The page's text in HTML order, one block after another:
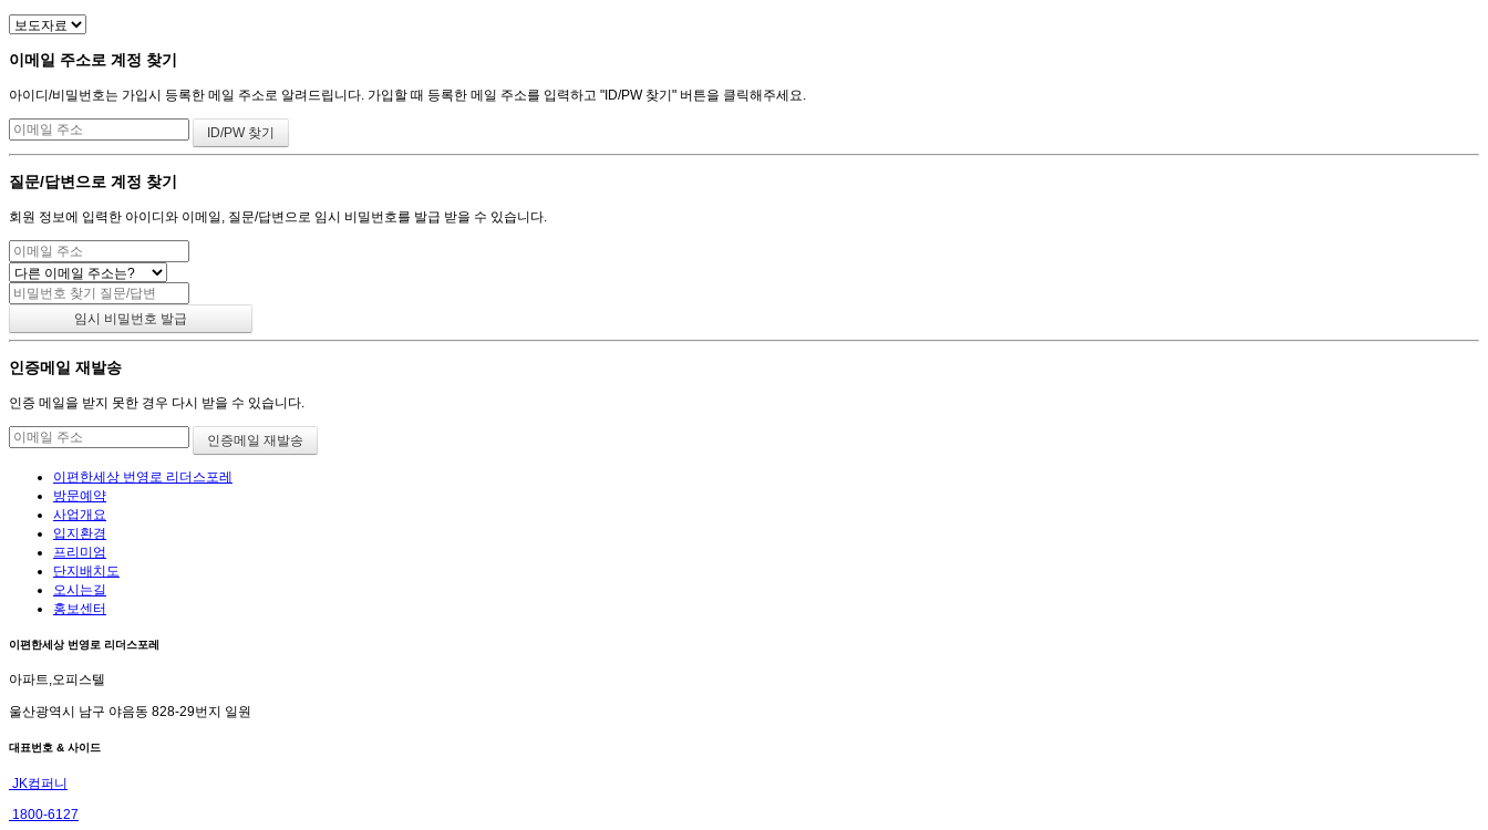
이메일 주소로 계정 찾기
아이디/비밀번호는 가입시 등록한 메일 주소로 알려드립니다. 가입할 때 등록한 메일 주소를 입력하고 "ID/PW 찾기" 버튼을 클릭해주세요.
질문/답변으로 계정 찾기
회원 정보에 입력한 아이디와 이메일, 질문/답변으로 임시 비밀번호를 발급 받을 수 있습니다.
인증메일 재발송
인증 메일을 받지 못한 경우 다시 받을 수 있습니다.
이편한세상 번영로 리더스포레
방문예약
사업개요
입지환경
프리미엄
단지배치도
오시는길
홍보센터
이편한세상 번영로 리더스포레
아파트,오피스텔
울산광역시 남구 야음동 828-29번지 일원
대표번호 & 사이드
JK컴퍼니
1800-6127